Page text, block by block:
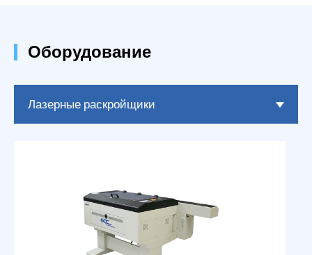
Оборудование
Лазерные раскройщики